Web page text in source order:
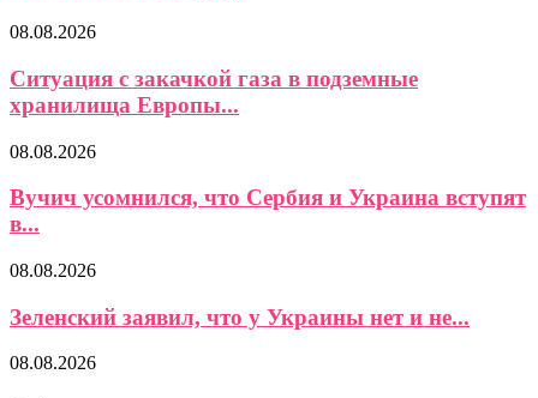
08.08.2026
Ситуация с закачкой газа в подземные
хранилища Европы...
08.08.2026
Вучич усомнился, что Сербия и Украина вступят
в...
08.08.2026
Зеленский заявил, что у Украины нет и не...
08.08.2026